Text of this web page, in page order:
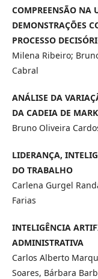
COMPREENSÃO NA
DEMONSTRAÇÕES
PROCESSO
Milena Ribeiro;
Cabral
ANÁLISE DA
DA CADEIA DE
Bruno Oliveira
LIDERANÇA,
DO TRABALHO
Carlena Gurgel
Farias
INTELIGÊNCIA
ADMINISTRATIVA
Carlos Alberto
Soares, Bárbara